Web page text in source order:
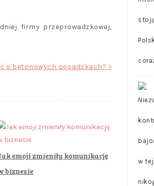
firmy przeprowadzkowej,
o betonowych posadzkach? >
emoji zmieniły komunikację
biznesie